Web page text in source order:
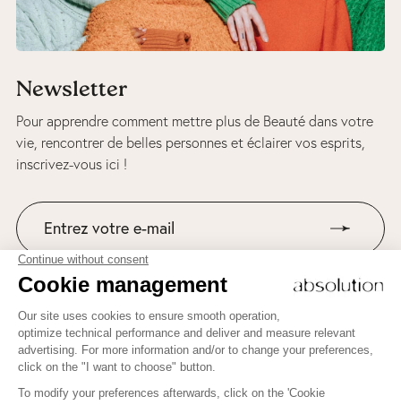
Newsletter
Pour apprendre comment mettre plus de Beauté dans votre
vie, rencontrer de belles personnes et éclairer vos esprits,
inscrivez-vous ici !
Suivez-nous sur Instagram
Pour apprendre comment mettre plus de Beauté dans votre